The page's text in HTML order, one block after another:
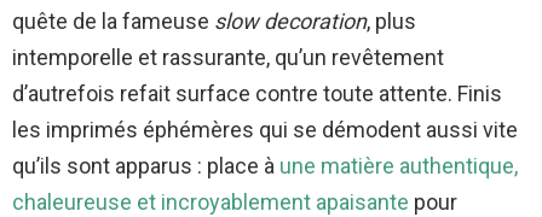
quête de la fameuse slow decoration, plus
intemporelle et rassurante, qu’un revêtement
d’autrefois refait surface contre toute attente. Finis
les imprimés éphémères qui se démodent aussi vite
qu’ils sont apparus : place à une matière authentique,
chaleureuse et incroyablement apaisante pour